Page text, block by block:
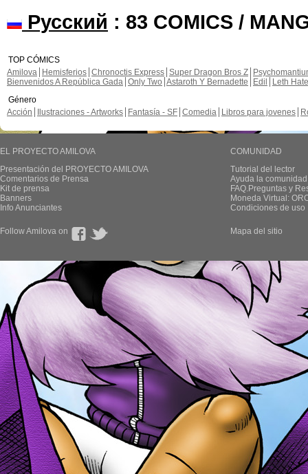
Русский : 83 COMICS /
TOP CÓMICS
Amilova
Hemisferios Chronoctis Express Super Dragon Bros Z
Bienvenidos A República Gada Only Two Astaroth Y Bernadette Edil
Leth Hate
Género
Acción
Ilustraciones - Artworks Fantasía - SF Comedia Libros para jovenes
EL PROYECTO AMILOVA
Presentación del PROYECTO AMILOVA
Comentarios de Prensa
Kit de prensa
Banners
Info Anunciantes
COMUNIDAD
Tutorial del lector
Ayuda la
FAQ.Preguntas y
Moneda Virtual:
Condiciones de uso
Follow Amilova on Mapa del sitio